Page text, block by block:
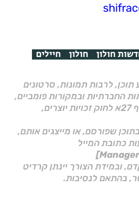
חולון חולון חיילים
תוכן, לרבות תמונות, סרטונים
החברתיות ובמקורות פומביים,
בהתאם להוראות סעיף 27א לחוק זכויות יוצרים,
שפורסם, או מייצגים אותם,
כתובת המייל
ובמידת הצורך יינתן קרדיט
בהתאם לנסיבות.